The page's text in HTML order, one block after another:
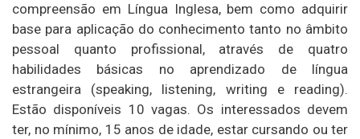
compreensão em Língua Inglesa, bem como adquirir
base para aplicação do conhecimento tanto no âmbito
pessoal quanto profissional, através de quatro
habilidades básicas no aprendizado de língua
estrangeira (speaking, listening, writing e reading).
Estão disponíveis 10 vagas. Os interessados devem
ter, no mínimo, 15 anos de idade, estar cursando ou ter